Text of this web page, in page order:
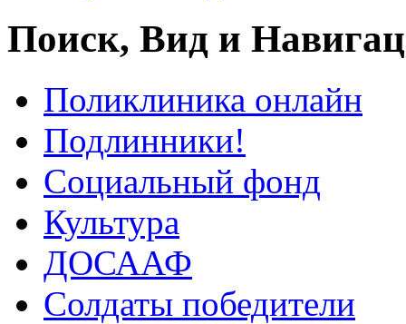
Поиск, Вид и
Поликлиника онлайн
Подлинники!
Социальный фонд
Культура
ДОСААФ
Солдаты победители